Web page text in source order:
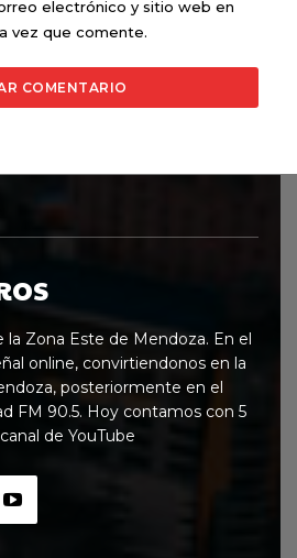
electrónico y sitio web en
vez que comente.
Zona Este de Mendoza. En el
online, convirtiendonos en la
posteriormente en el
FM 90.5. Hoy contamos con 5
de YouTube